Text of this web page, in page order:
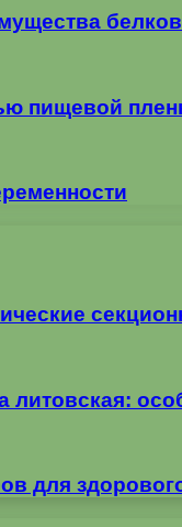
пищевой
литовская:
для